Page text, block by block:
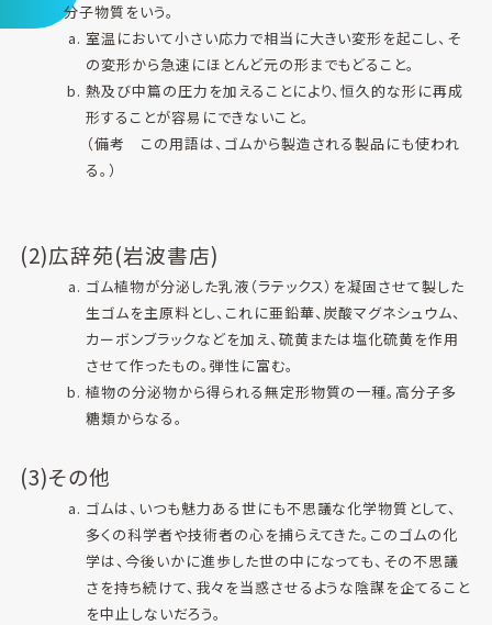
分子物質をいう。
室温において小さい応力で相当に大きい変形を起こし、そ
の変形から急速にほとんど元の形までもどること。
熱及び中篇の圧力を加えることにより、恒久的な形に再成
形することが容易にできないこと。
（備考 この用語は、ゴムから製造される製品にも使われ
る。）
(2)広辞苑(岩波書店)
ゴム植物が分泌した乳液（ラテックス）を凝固させて製した
生ゴムを主原料とし、これに亜鉛華、炭酸マグネシュウム、
カーボンブラックなどを加え、硫黄または塩化硫黄を作用
させて作ったもの。弾性に富む。
植物の分泌物から得られる無定形物質の一種。高分子多
糖類からなる。
(3)その他
ゴムは、いつも魅力ある世にも不思議な化学物質として、
多くの科学者や技術者の心を捕らえてきた。このゴムの化
学は、今後いかに進歩した世の中になっても、その不思議
さを持ち続けて、我々を当惑させるような陰謀を企てること
を中止しないだろう。